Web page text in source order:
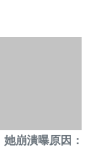
崩潰曝原因：